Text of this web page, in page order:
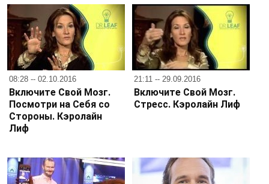
08:28 -- 02.10.2016
Включите Свой Мозг.
Посмотри на Себя со
Стороны. Кэролайн
Лиф
21:11 -- 29.09.2016
Включите Свой Мозг.
Стресс. Кэролайн Лиф